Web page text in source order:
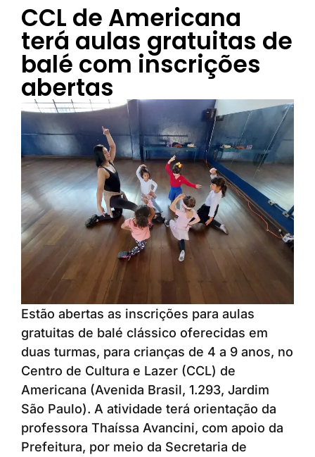
CCL de Americana
terá aulas gratuitas de
balé com inscrições
abertas
Estão abertas as inscrições para aulas
gratuitas de balé clássico oferecidas em
duas turmas, para crianças de 4 a 9 anos, no
Centro de Cultura e Lazer (CCL) de
Americana (Avenida Brasil, 1.293, Jardim
São Paulo). A atividade terá orientação da
professora Thaíssa Avancini, com apoio da
Prefeitura, por meio da Secretaria de